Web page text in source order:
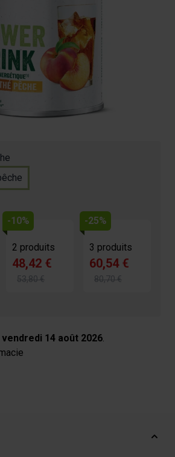
4.6/5 -70 avis
longue distance
sur la durée
lente et protéines
-10%
2 produits
48,42 €
53,80 €
-25%
3 produits
60,54 €
80,70 €
vendredi 14 août 2026.